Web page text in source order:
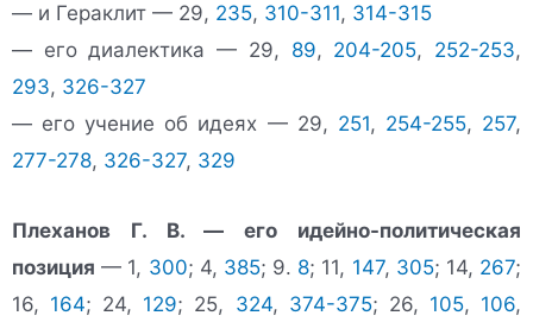
— и Гераклит — 29, 235, 310-311, 314-315
— его диалектика — 29, 89, 204-205, 252-253,
293, 326-327
— его учение об идеях — 29, 251, 254-255, 257,
277-278, 326-327, 329
Плеханов Г. В. — его идейно-политическая
позиция — 1, 300; 4, 385; 9. 8; 11, 147, 305; 14, 267;
16, 164; 24, 129; 25, 324, 374-375; 26, 105, 106,